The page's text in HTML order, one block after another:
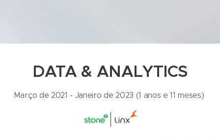
DATA & ANALYTICS
Março de 2021 - Janeiro de 2023 (1 anos e 11 meses)